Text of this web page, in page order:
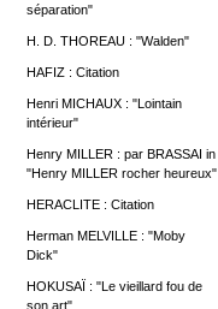
séparation"
H. D. THOREAU : "Walden"
HAFIZ : Citation
Henri MICHAUX : "Lointain
intérieur"
Henry MILLER : par BRASSAI in
"Henry MILLER rocher heureux"
HERACLITE : Citation
Herman MELVILLE : "Moby
Dick"
HOKUSAÏ : "Le vieillard fou de
son art"